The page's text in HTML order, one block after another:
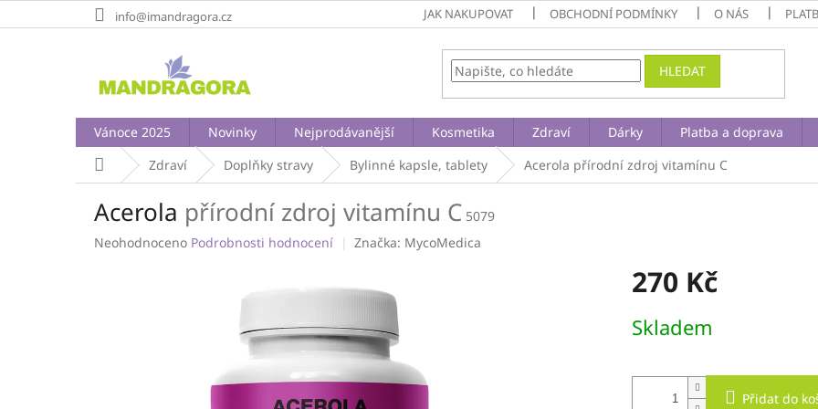
na
info@imandragora.cz JAK NAKUPOVAT OBCHODNÍ PODMÍNKY O NÁS
HLEDAT
Vánoce 2025 Novinky Nejprodávanější Kosmetika Zdraví Dárky Platba a doprava
Domů Zdraví Doplňky stravy Bylinné kapsle, tablety Acerola přírodní zdroj vitamínu C
Acerola přírodní zdroj vitamínu C 5079
Průměrné
Neohodnoceno Podrobnosti hodnocení Značka: MycoMedica
270 Kč
cena:
Skladem
Přidat do